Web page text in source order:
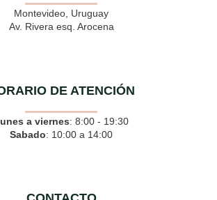
Montevideo, Uruguay
Av. Rivera esq. Arocena
DE ATENCIÓN
a viernes: 8:00 - 19:30
Sabado: 10:00 a 14:00